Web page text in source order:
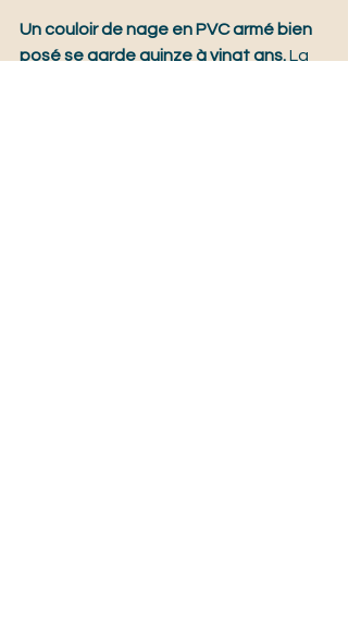
Un couloir de nage en PVC armé bien
posé se garde quinze à vingt ans. La